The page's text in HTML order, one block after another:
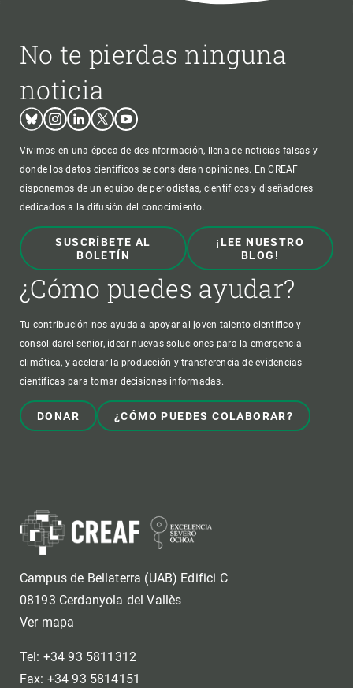
No te pierdas ninguna
noticia
BlueskyInstagram
LinkedinTwitterYoutube
Vivimos en una época de desinformación, llena de noticias falsas y
donde los datos científicos se consideran opiniones. En CREAF
disponemos de un equipo de periodistas, científicos y diseñadores
dedicados a la difusión del conocimiento.
SUSCRÍBETE AL
BOLETÍN
¡LEE NUESTRO
BLOG!
¿Cómo puedes ayudar?
Tu contribución nos ayuda a apoyar al joven talento científico y
consolidarel senior, idear nuevas soluciones para la emergencia
climática, y acelerar la producción y transferencia de evidencias
científicas para tomar decisiones informadas.
DONAR ¿CÓMO PUEDES COLABORAR?
Campus de Bellaterra (UAB) Edifici C
08193 Cerdanyola del Vallès
Ver mapa
Tel: +34 93 5811312
Fax: +34 93 5814151